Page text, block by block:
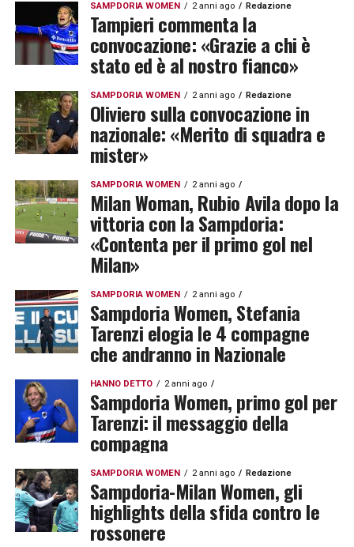
SAMPDORIA WOMEN 2 anni ago Redazione
Tampieri commenta la
convocazione: «Grazie a chi è
stato ed è al nostro fianco»
SAMPDORIA WOMEN 2 anni ago Redazione
Oliviero sulla convocazione in
nazionale: «Merito di squadra e
mister»
SAMPDORIA WOMEN 2 anni ago
Milan Woman, Rubio Avila dopo la
vittoria con la Sampdoria:
«Contenta per il primo gol nel
Milan»
SAMPDORIA WOMEN 2 anni ago
Sampdoria Women, Stefania
Tarenzi elogia le 4 compagne
che andranno in Nazionale
HANNO DETTO 2 anni ago
Sampdoria Women, primo gol per
Tarenzi: il messaggio della
compagna
SAMPDORIA WOMEN 2 anni ago Redazione
Sampdoria-Milan Women, gli
highlights della sfida contro le
rossonere